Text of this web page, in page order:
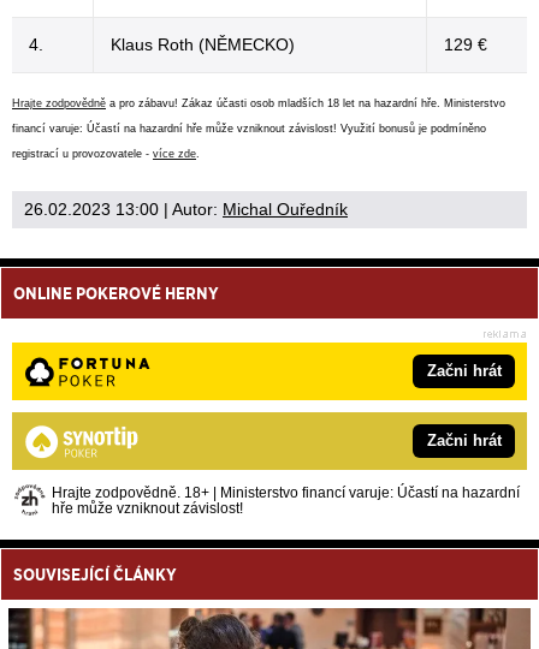
4. Klaus Roth (NĚMECKO) 129 €
Hrajte zodpovědně a pro zábavu! Zákaz účasti osob mladších 18 let na hazardní hře. Ministerstvo
financí varuje: Účastí na hazardní hře může vzniknout závislost! Využití bonusů je podmíněno
registrací u provozovatele - více zde
26.02.2023 13:00 | Autor: Michal Ouředník
ONLINE POKEROVÉ HERNY
Začni hrát
Začni hrát
Hrajte zodpovědně. 18+ | Ministerstvo financí varuje: Účastí na hazardní
hře může vzniknout závislost!
SOUVISEJÍCÍ ČLÁNKY